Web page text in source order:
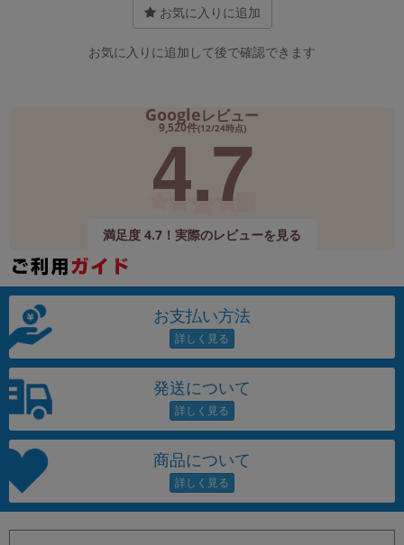
お気に入りに追加
お気に入りに追加して後で確認できます
Googleレビュー
9,520件(12/24時点)
4.7
満足度 4.7！実際のレビューを見る
お支払い方法
発送について
商品について